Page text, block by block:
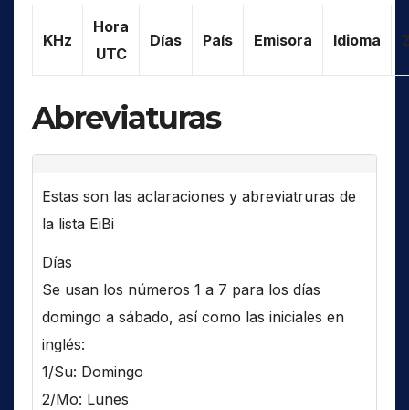
KHz
Hora
UTC
Días País Emisora Idioma
Abreviaturas
Estas son las aclaraciones y abreviatruras de
la lista EiBi
Días
Se usan los números 1 a 7 para los días
domingo a sábado, así como las iniciales en
inglés:
1/Su: Domingo
2/Mo: Lunes